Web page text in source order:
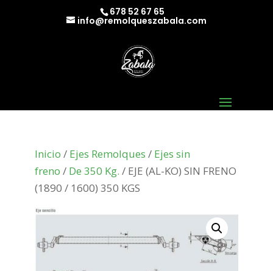
678 52 67 65
info@remolqueszabala.com
Inicio / Ejes Remolques / Ejes sin
freno / De 350 Kg. / EJE (AL-KO) SIN FRENO
(1890 / 1600) 350 KGS